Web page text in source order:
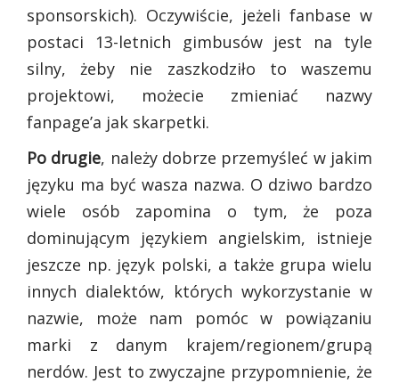
sponsorskich). Oczywiście, jeżeli fanbase w
postaci 13-letnich gimbusów jest na tyle
silny, żeby nie zaszkodziło to waszemu
projektowi, możecie zmieniać nazwy
fanpage’a jak skarpetki.
Po drugie, należy dobrze przemyśleć w jakim
języku ma być wasza nazwa. O dziwo bardzo
wiele osób zapomina o tym, że poza
dominującym językiem angielskim, istnieje
jeszcze np. język polski, a także grupa wielu
innych dialektów, których wykorzystanie w
nazwie, może nam pomóc w powiązaniu
marki z danym krajem/regionem/grupą
nerdów. Jest to zwyczajne przypomnienie, że